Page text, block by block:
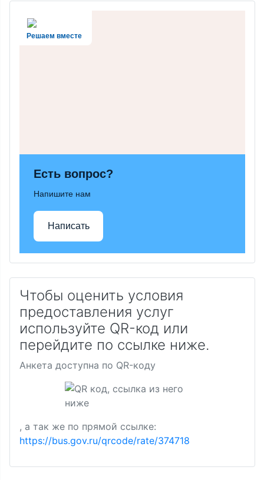
Решаем вместе
Есть вопрос?
Напишите нам
Написать
Чтобы оценить условия
предоставления услуг
используйте QR-код или
перейдите по ссылке ниже.
Анкета доступна по QR-коду
, а так же по прямой ссылке:
https://bus.gov.ru/qrcode/rate/374718